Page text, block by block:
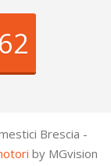
Brescia -
by MGvision